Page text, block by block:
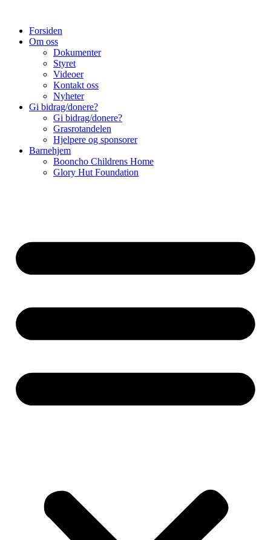
contentForsiden
Om oss
Dokumenter
Styret
Videoer
Kontakt oss
Nyheter
Gi bidrag/donere?
Gi bidrag/donere?
Grasrotandelen
Hjelpere og sponsorer
Barnehjem
Booncho Childrens Home
Glory Hut Foundation